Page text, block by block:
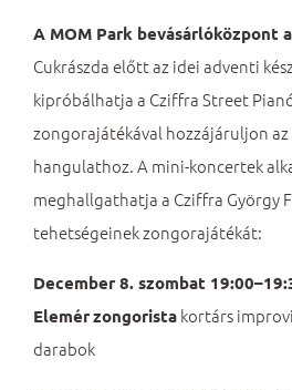
A MOM Park bevásárlóközpont
Cukrászda előtt az idei adventi
kipróbálhatja a Cziffra Street
zongorajátékával hozzájáruljon
hangulathoz. A mini-koncertek
meghallgathatja a Cziffra György
tehetségeinek zongorajátékát:
December 8. szombat
Elemérzongorista kortárs
darabok